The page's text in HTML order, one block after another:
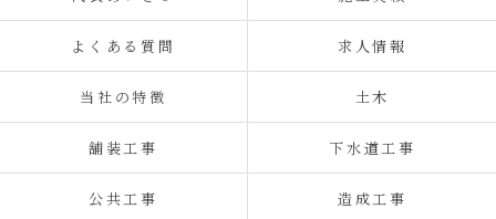
よくある質問 求人情報
当社の特徴 土木
舗装工事 下水道工事
公共工事 造成工事